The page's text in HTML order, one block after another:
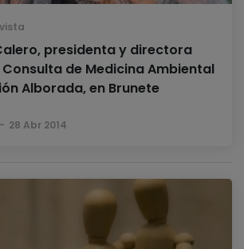
presidenta y directora
de Medicina Ambiental
Alborada, en Brunete
28 Abr 2014